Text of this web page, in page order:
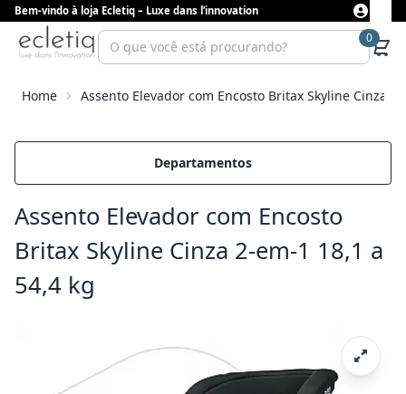
Bem-vindo à loja Ecletiq – Luxe dans l’innovation
0
Home Assento Elevador com Encosto Britax Skyline Cinza
Departamentos
Assento Elevador com Encosto
Britax Skyline Cinza 2-em-1 18,1 a
54,4 kg